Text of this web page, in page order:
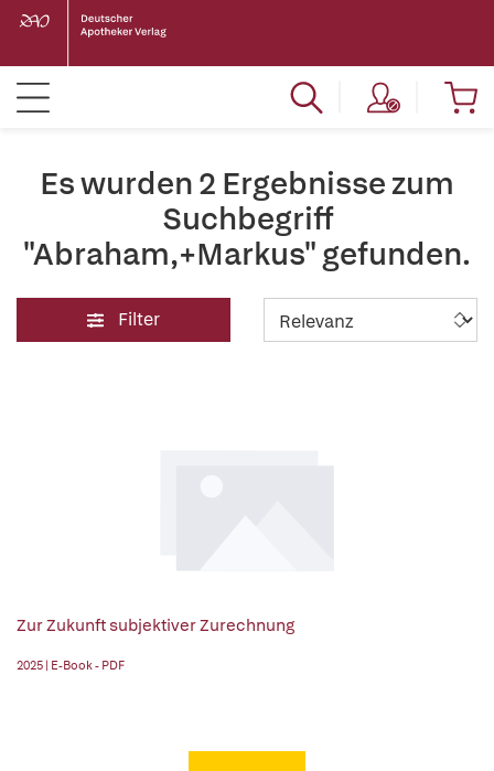
Es wurden 2 Ergebnisse zum
Suchbegriff
"Abraham,+Markus" gefunden.
Filter
Zur Zukunft subjektiver Zurechnung
2025 | E-Book - PDF